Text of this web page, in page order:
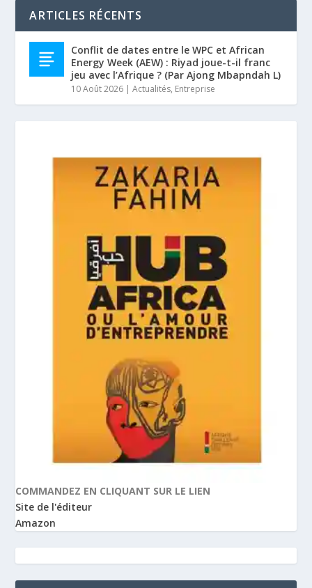
ARTICLES RÉCENTS
Conflit de dates entre le WPC et African
Energy Week (AEW) : Riyad joue-t-il franc
jeu avec l’Afrique ? (Par Ajong Mbapndah L)
10 Août 2026 |Actualités, Entreprise
COMMANDEZ EN CLIQUANT SUR LE LIEN
Site de l'éditeur
Amazon